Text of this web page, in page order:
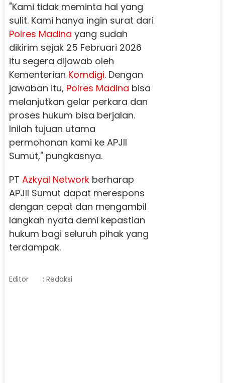
"Kami tidak meminta hal yang
sulit. Kami hanya ingin surat dari
Polres Madina yang sudah
dikirim sejak 25 Februari 2026
itu segera dijawab oleh
Kementerian Komdigi. Dengan
jawaban itu, Polres Madina bisa
melanjutkan gelar perkara dan
proses hukum bisa berjalan.
Inilah tujuan utama
permohonan kami ke APJII
Sumut," pungkasnya.
PT Azkyal Networkberharap
APJII Sumut dapat merespons
dengan cepat dan mengambil
langkah nyata demi kepastian
hukum bagi seluruh pihak yang
terdampak.
Editor : Redaksi